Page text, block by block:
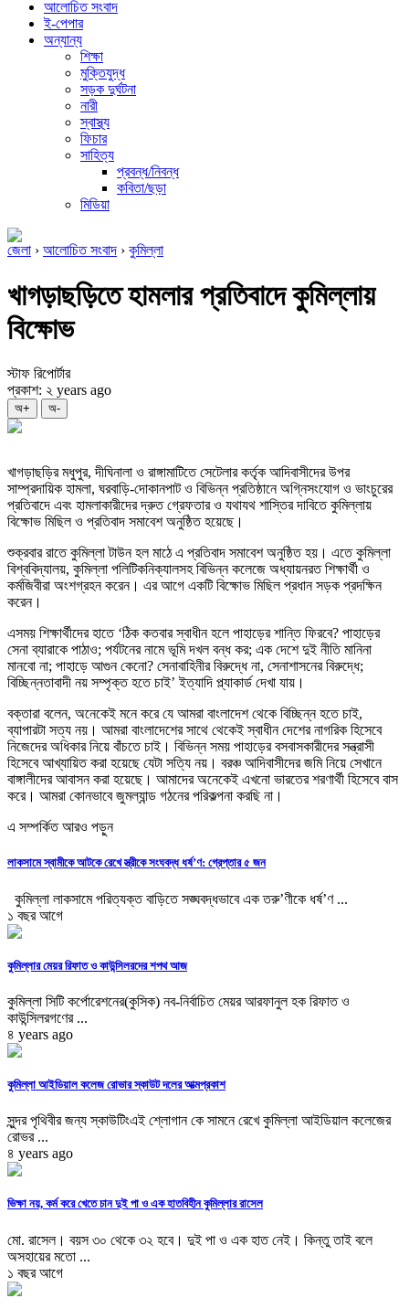
আলোচিত সংবাদ
ই-পেপার
অন্যান্য
শিক্ষা
মুক্তিযুদ্ধ
সড়ক দুর্ঘটনা
নারী
স্বাস্থ্য
ফিচার
সাহিত্য
প্রবন্ধ/নিবন্ধ
কবিতা/ছড়া
মিডিয়া
জেলা › আলোচিত সংবাদ › কুমিল্লা
খাগড়াছড়িতে হামলার প্রতিবাদে কুমিল্লায়
বিক্ষোভ
স্টাফ রিপোর্টার
প্রকাশ: ২ years ago
অ+ অ-
খাগড়াছড়ির মধুপুর, দীঘিনালা ও রাঙ্গামাটিতে সেটেলার কর্তৃক আদিবাসীদের উপর
সাম্প্রদায়িক হামলা, ঘরবাড়ি-দোকানপাট ও বিভিন্ন প্রতিষ্ঠানে অগ্নিসংযোগ ও ভাংচুরের
প্রতিবাদে এবং হামলাকারীদের দ্রুত গ্রেফতার ও যথাযথ শাস্তির দাবিতে কুমিল্লায়
বিক্ষোভ মিছিল ও প্রতিবাদ সমাবেশ অনুষ্ঠিত হয়েছে।
শুক্রবার রাতে কুমিল্লা টাউন হল মাঠে এ প্রতিবাদ সমাবেশ অনুষ্ঠিত হয়। এতে কুমিল্লা
বিশ্ববিদ্যালয়, কুমিল্লা পলিটিকনিক্যালসহ বিভিন্ন কলেজে অধ্যায়নরত শিক্ষার্থী ও
কর্মজিবীরা অংশগ্রহন করেন। এর আগে একটি বিক্ষোভ মিছিল প্রধান সড়ক প্রদক্ষিন
করেন।
এসময় শিক্ষার্থীদের হাতে ‘ঠিক কতবার স্বাধীন হলে পাহাড়ের শান্তি ফিরবে? পাহাড়ের
সেনা ব্যারাকে পাঠাও; পর্যটনের নামে ভূমি দখল বন্ধ কর; এক দেশে দুই নীতি মানিনা
মানবো না; পাহাড়ে আগুন কেনো? সেনাবাহিনীর বিরুদ্ধে না, সেনাশাসনের বিরুদ্ধে;
বিচ্ছিন্নতাবাদী নয় সম্পৃক্ত হতে চাই’ ইত্যাদি প্ল্যাকার্ড দেখা যায়।
বক্তারা বলেন, অনেকেই মনে করে যে আমরা বাংলাদেশ থেকে বিচ্ছিন্ন হতে চাই,
ব্যাপারটা সত্য নয়। আমরা বাংলাদেশের সাথে থেকেই স্বাধীন দেশের নাগরিক হিসেবে
নিজেদের অধিকার নিয়ে বাঁচতে চাই। বিভিন্ন সময় পাহাড়ের বসবাসকারীদের সন্ত্রাসী
হিসেবে আখ্যায়িত করা হয়েছে যেটা সত্যি নয়। বরঞ্চ আদিবাসীদের জমি নিয়ে সেখানে
বাঙ্গালীদের আবাসন করা হয়েছে। আমাদের অনেকেই এখনো ভারতের শরণার্থী হিসেবে বাস
করে। আমরা কোনভাবে জুমল্যান্ড গঠনের পরিকল্পনা করছি না।
এ সম্পর্কিত আরও পড়ুন
লাকসামে স্বামীকে আটকে রেখে স্ত্রীকে সংঘবদ্ধ ধর্ষ’ণ: গ্রেপ্তার ৫ জন
কুমিল্লা লাকসামে পরিত্যক্ত বাড়িতে সঙ্ঘবদ্ধভাবে এক তরু’ণীকে ধর্ষ’ণ ...
১ বছর আগে
কুমিল্লার মেয়র রিফাত ও কাউন্সিলরদের শপথ আজ
কুমিল্লা সিটি কর্পোরেশনের(কুসিক) নব-নির্বাচিত মেয়র আরফানুল হক রিফাত ও
কাউন্সিলরগণের ...
৪ years ago
কুমিল্লা আইডিয়াল কলেজ রোভার স্কাউট দলের আত্মপ্রকাশ
সুন্দর পৃথিবীর জন্য স্কাউটিংএই শ্লোগান কে সামনে রেখে কুমিল্লা আইডিয়াল কলেজের
রোভর ...
৪ years ago
ভিক্ষা নয়, কর্ম করে খেতে চান দুই পা ও এক হাতবিহীন কুমিল্লার রাসেল
মো. রাসেল। বয়স ৩০ থেকে ৩২ হবে। দুই পা ও এক হাত নেই। কিন্তু তাই বলে
অসহায়ের মতো ...
১ বছর আগে